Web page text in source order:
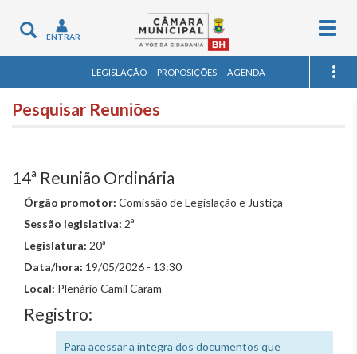
Toggle
navigation
ENTRAR
LEGISLAÇÃO PROPOSIÇÕES AGENDA
Pesquisar Reuniões
14ª Reunião Ordinária
Órgão promotor: Comissão de Legislação e Justiça
Sessão legislativa: 2ª
Legislatura: 20ª
Data/hora: 19/05/2026 - 13:30
Local: Plenário Camil Caram
Registro:
Para acessar a íntegra dos documentos que